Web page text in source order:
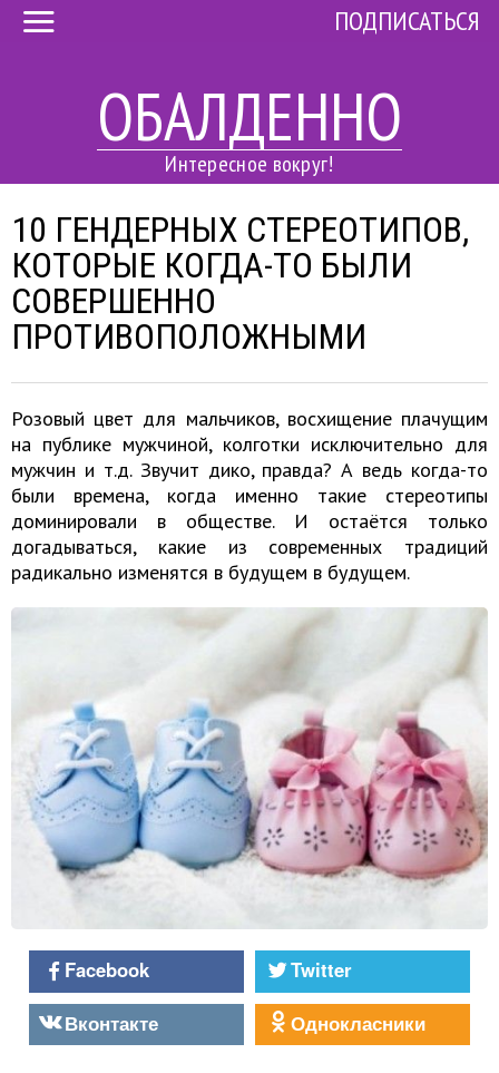
ОБАЛДЕННО
Интересное вокруг!
ПОДПИСАТЬСЯ
10 ГЕНДЕРНЫХ СТЕРЕОТИПОВ,
КОТОРЫЕ КОГДА-ТО БЫЛИ
СОВЕРШЕННО
ПРОТИВОПОЛОЖНЫМИ
Розовый цвет для мальчиков, восхищение плачущим
на публике мужчиной, колготки исключительно для
мужчин и т.д. Звучит дико, правда? А ведь когда-то
были времена, когда именно такие стереотипы
доминировали в обществе. И остаётся только
догадываться, какие из современных традиций
радикально изменятся в будущем в будущем.
Facebook
Twitter
Вконтакте
Однокласники